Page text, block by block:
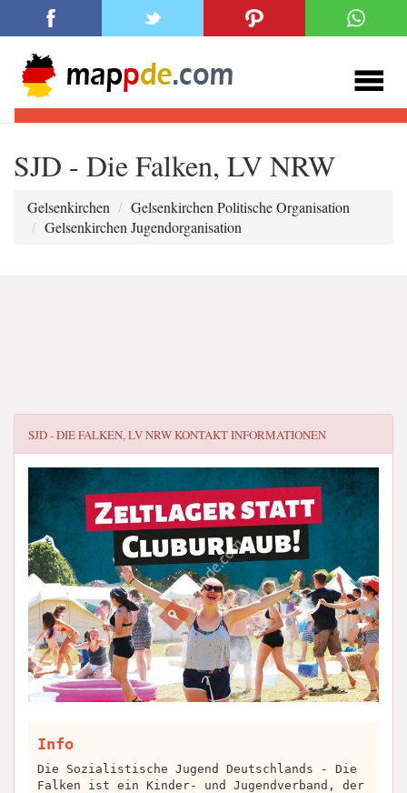
SJD - Die Falken, LV NRW
Gelsenkirchen
Gelsenkirchen Politische Organisation
Gelsenkirchen Jugendorganisation
SJD - DIE FALKEN, LV NRWKONTAKT INFORMATIONEN
Info
Die Sozialistische Jugend Deutschlands - Die
Falken ist ein Kinder- und Jugendverband, der